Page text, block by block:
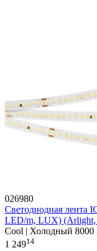
026980
Светодиодная лента
LED/m, LUX) (Arlight,
Cool | Холодный 8000
1 24914